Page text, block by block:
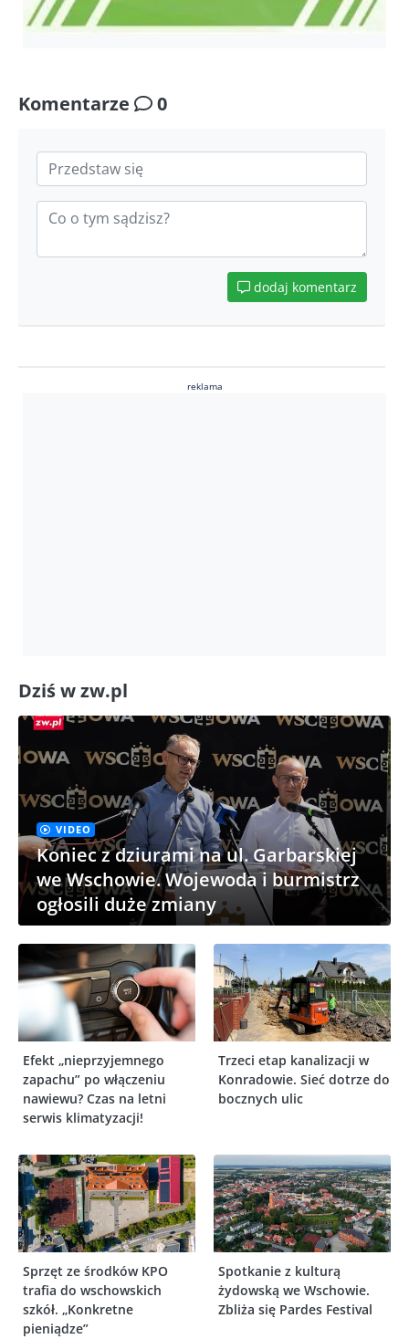
Komentarze 0
dodaj komentarz
reklama
Dziś w zw.pl
VIDEO
Koniec z dziurami na ul. Garbarskiej
we Wschowie. Wojewoda i burmistrz
ogłosili duże zmiany
Efekt „nieprzyjemnego
zapachu” po włączeniu
nawiewu? Czas na letni
serwis klimatyzacji!
Trzeci etap kanalizacji w
Konradowie. Sieć dotrze do
bocznych ulic
Sprzęt ze środków KPO
trafia do wschowskich
szkół. „Konkretne
pieniądze”
Spotkanie z kulturą
żydowską we Wschowie.
Zbliża się Pardes Festival